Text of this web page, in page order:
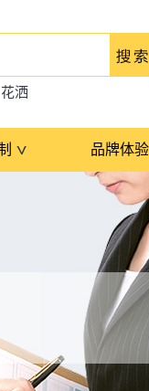
花洒
品牌体验